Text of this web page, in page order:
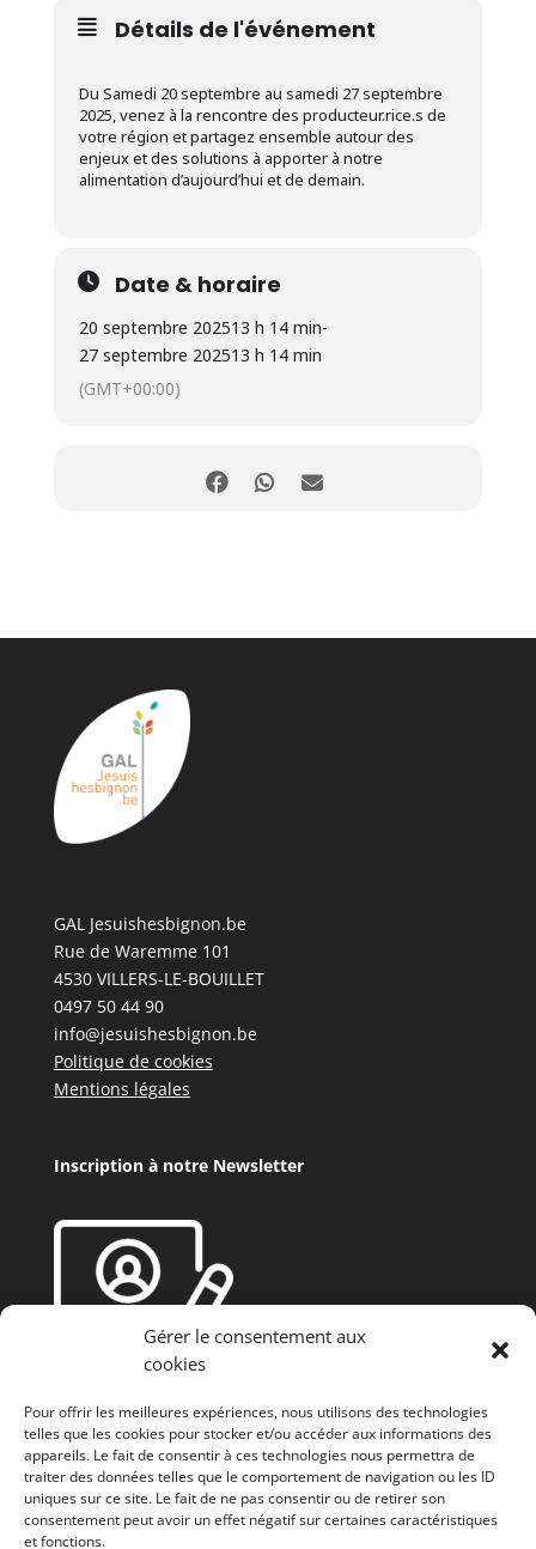
Gérer le consentement aux
cookies
Pour offrir les meilleures expériences, nous utilisons des technologies
telles que les cookies pour stocker et/ou accéder aux informations des
appareils. Le fait de consentir à ces technologies nous permettra de
traiter des données telles que le comportement de navigation ou les ID
uniques sur ce site. Le fait de ne pas consentir ou de retirer son
consentement peut avoir un effet négatif sur certaines caractéristiques
et fonctions.
Détails de l'événement
Du Samedi 20 septembre au samedi 27 septembre
2025, venez à la rencontre des producteur.rice.s de
votre région et partagez ensemble autour des
enjeux et des solutions à apporter à notre
alimentation d’aujourd’hui et de demain.
Date & horaire
20 septembre 202513 h 14 min-
27 septembre 202513 h 14 min
(GMT+00:00)
GAL Jesuishesbignon.be
Rue de Waremme 101
4530 VILLERS-LE-BOUILLET
0497 50 44 90
info@jesuishesbignon.be
Politique de cookies
Mentions légales
Inscription à notre Newsletter